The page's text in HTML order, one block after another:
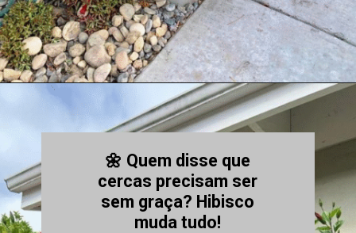
🌼 Quem disse que
cercas precisam ser
sem graça? Hibisco
muda tudo!